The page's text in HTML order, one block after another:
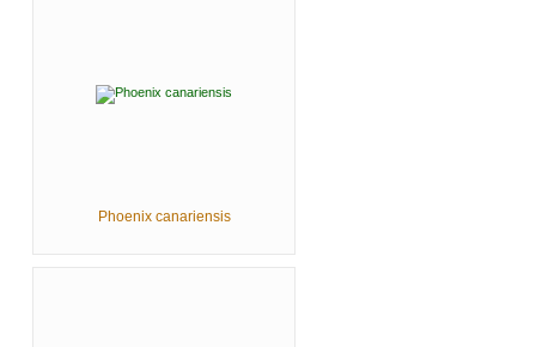
Phoenix canariensis